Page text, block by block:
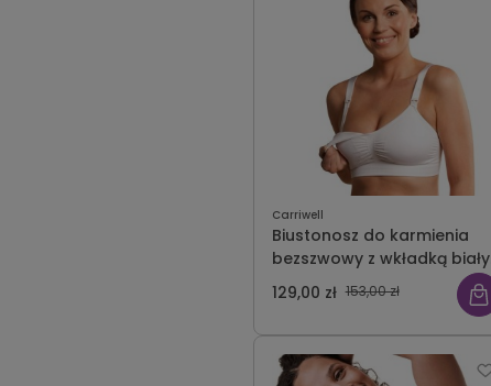
Carriwell
Biustonosz do karmienia
bezszwowy z wkładką biały
Carriwell
129,00 zł 153,00 zł